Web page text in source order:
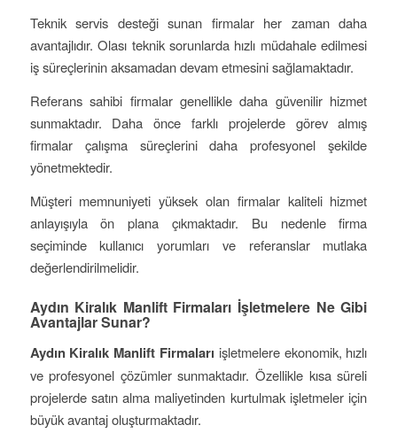
Teknik servis desteği sunan firmalar her zaman daha
avantajlıdır. Olası teknik sorunlarda hızlı müdahale edilmesi
iş süreçlerinin aksamadan devam etmesini sağlamaktadır.
Referans sahibi firmalar genellikle daha güvenilir hizmet
sunmaktadır. Daha önce farklı projelerde görev almış
firmalar çalışma süreçlerini daha profesyonel şekilde
yönetmektedir.
Müşteri memnuniyeti yüksek olan firmalar kaliteli hizmet
anlayışıyla ön plana çıkmaktadır. Bu nedenle firma
seçiminde kullanıcı yorumları ve referanslar mutlaka
değerlendirilmelidir.
Aydın Kiralık Manlift Firmaları İşletmelere Ne Gibi
Avantajlar Sunar?
Aydın Kiralık Manlift Firmaları işletmelere ekonomik, hızlı
ve profesyonel çözümler sunmaktadır. Özellikle kısa süreli
projelerde satın alma maliyetinden kurtulmak işletmeler için
büyük avantaj oluşturmaktadır.